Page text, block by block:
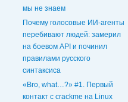
мы не знаем
Почему голосовые ИИ‑агенты
перебивают людей: замерил
на боевом API и починил
правилами русского
синтаксиса
«Bro, what…?» #1. Первый
контакт с crackme на Linux